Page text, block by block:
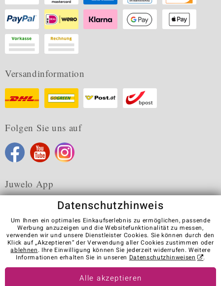
Versandinformation
Folgen Sie uns auf
Juwelo App
Karriere AGB Datenschutz Cookies
Impressum
Kontakt
Vertrag widerrufen
Visit our stores in other countries:
Datenschutzhinweis
Um Ihnen ein optimales Einkaufserlebnis zu ermöglichen, passende
Werbung anzuzeigen und die Websitefunktionalität zu messen,
verwenden wir und unsere Dienstleister Cookies. Sie können durch den
Klick auf „Akzeptieren“ der Verwendung aller Cookies zustimmen oder
ablehnen. Ihre Einwilligung können Sie jederzeit widerrufen. Weitere
Informationen erhalten Sie in unseren Datenschutzhinweisen .
Alle akzeptieren